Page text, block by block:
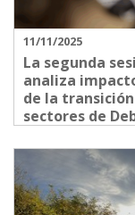
11/11/2025
La segunda
analiza
de la
sectores de